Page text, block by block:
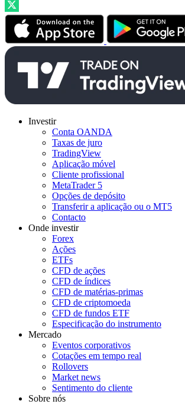
Investir
Conta OANDA
Taxas de juro
TradingView
Aplicação móvel
Cliente profissional
MetaTrader 5
Opções de depósito
Transferir a aplicação ou o MT5
Contacto
Onde investir
Forex
Ações
ETFs
CFD de ações
CFD de índices
CFD de matérias-primas
CFD de criptomoeda
CFD de fundos ETF
Especificação do instrumento
Mercado
Eventos corporativos
Cotações em tempo real
Rollovers
Market news
Sentimento do cliente
Sobre nós